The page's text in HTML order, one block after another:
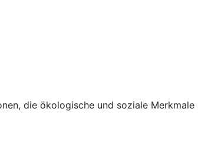
die ökologische und soziale Merkmale